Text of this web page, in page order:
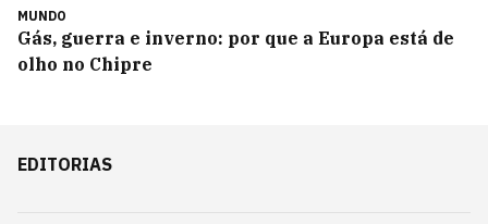
MUNDO
Gás, guerra e inverno: por que a Europa está de
olho no Chipre
EDITORIAS